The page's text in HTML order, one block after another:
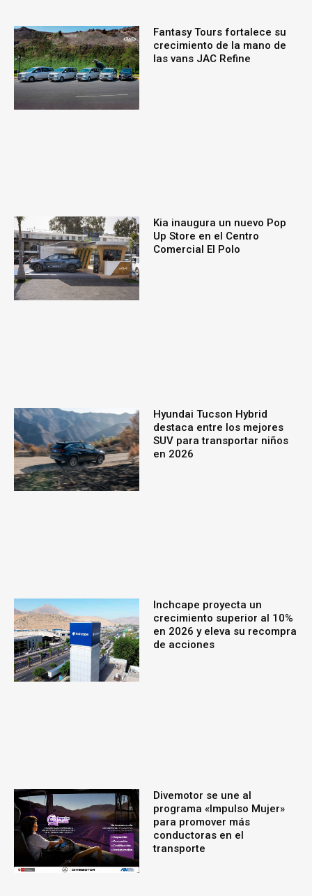
Fantasy Tours fortalece su
crecimiento de la mano de
las vans JAC Refine
Kia inaugura un nuevo Pop
Up Store en el Centro
Comercial El Polo
Hyundai Tucson Hybrid
destaca entre los mejores
SUV para transportar niños
en 2026
Inchcape proyecta un
crecimiento superior al 10%
en 2026 y eleva su recompra
de acciones
Divemotor se une al
programa «Impulso Mujer»
para promover más
conductoras en el
transporte